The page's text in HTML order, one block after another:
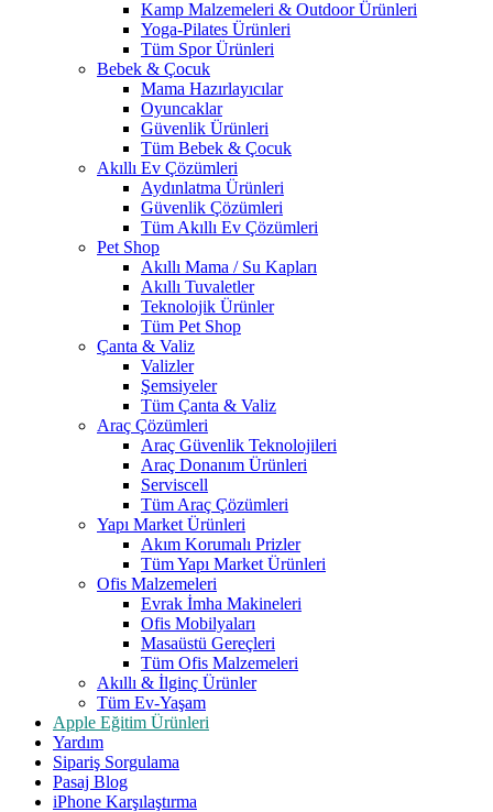
Kamp Malzemeleri & Outdoor Ürünleri
Yoga-Pilates Ürünleri
Tüm Spor Ürünleri
Bebek & Çocuk
Mama Hazırlayıcılar
Oyuncaklar
Güvenlik Ürünleri
Tüm Bebek & Çocuk
Akıllı Ev Çözümleri
Aydınlatma Ürünleri
Güvenlik Çözümleri
Tüm Akıllı Ev Çözümleri
Pet Shop
Akıllı Mama / Su Kapları
Akıllı Tuvaletler
Teknolojik Ürünler
Tüm Pet Shop
Çanta & Valiz
Valizler
Şemsiyeler
Tüm Çanta & Valiz
Araç Çözümleri
Araç Güvenlik Teknolojileri
Araç Donanım Ürünleri
Serviscell
Tüm Araç Çözümleri
Yapı Market Ürünleri
Akım Korumalı Prizler
Tüm Yapı Market Ürünleri
Ofis Malzemeleri
Evrak İmha Makineleri
Ofis Mobilyaları
Masaüstü Gereçleri
Tüm Ofis Malzemeleri
Akıllı & İlginç Ürünler
Tüm Ev-Yaşam
Apple Eğitim Ürünleri
Yardım
Sipariş Sorgulama
Pasaj Blog
iPhone Karşılaştırma